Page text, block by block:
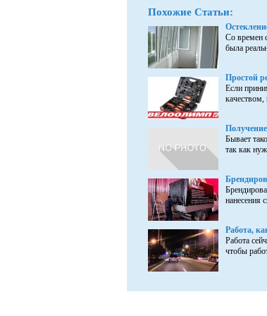
Похожие Статьи:
Со времен
была
Простой
Если
качеством,
Бывает
так как
нанесения
Работа,
Работа
чтобы